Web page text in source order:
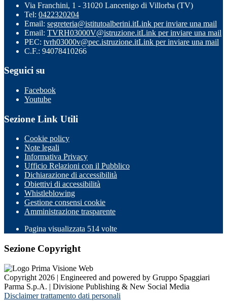
Via Franchini, 1 - 31020 Lancenigo di Villorba (TV)
Tel: 0422320204
Email: segreteria@istitutoalberini.itLink per inviare una mail
Email: TVRH03000V@istruzione.itLink per inviare una mail
PEC: tvrh03000v@pec.istruzione.itLink per inviare una mail
C.F.: 94078410266
Seguici su
Facebook
Youtube
Sezione Link Utili
Cookie policy
Note legali
Informativa Privacy
Ufficio Relazioni con il Pubblico
Dichiarazione di accessibilità
Obiettivi di accessibilità
Whistleblowing
Gestione consensi cookie
Amministrazione trasparente
Pagina visualizzata 514 volte
Sezione Copyright
Copyright 2026 | Engineered and powered by Gruppo Spaggiari
Parma S.p.A. | Divisione Publishing & New Social Media
Disclaimer trattamento dati personali